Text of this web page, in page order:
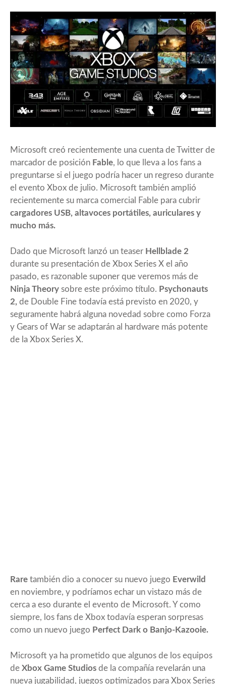
Microsoft creó recientemente una cuenta de Twitter de
marcador de posición Fable, lo que lleva a los fans a
preguntarse si el juego podría hacer un regreso durante
el evento Xbox de julio. Microsoft también amplió
recientemente su marca comercial Fable para cubrir
cargadores USB, altavoces portátiles, auriculares y
mucho más.
Dado que Microsoft lanzó un teaser Hellblade 2
durante su presentación de Xbox Series X el año
pasado, es razonable suponer que veremos más de
Ninja Theory sobre este próximo título. Psychonauts
2, de Double Fine todavía está previsto en 2020, y
seguramente habrá alguna novedad sobre como Forza
y Gears of War se adaptarán al hardware más potente
de la Xbox Series X.
Rare también dio a conocer su nuevo juego Everwild
en noviembre, y podríamos echar un vistazo más de
cerca a eso durante el evento de Microsoft. Y como
siempre, los fans de Xbox todavía esperan sorpresas
como un nuevo juego Perfect Dark o Banjo-Kazooie.
Microsoft ya ha prometido que algunos de los equipos
de Xbox Game Studios de la compañía revelarán una
nueva jugabilidad, juegos optimizados para Xbox Series